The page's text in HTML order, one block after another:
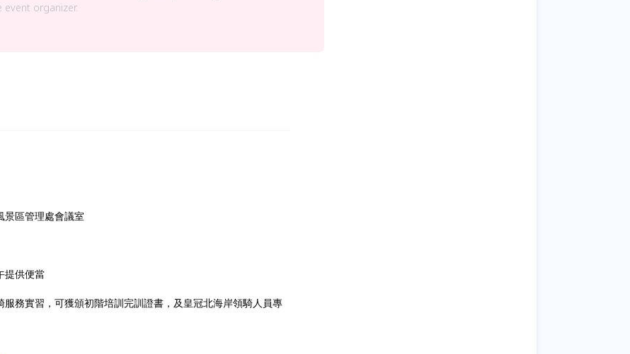
event organizer.
景區管理處會議室
提供便當
服務實習，可獲頒初階培訓完訓證書，及皇冠北海岸領騎人員專